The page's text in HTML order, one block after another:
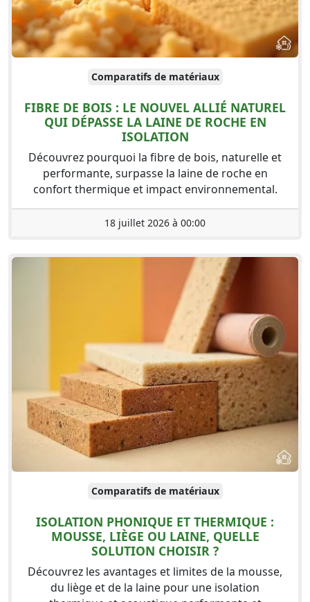
Comparatifs de matériaux
FIBRE DE BOIS : LE NOUVEL ALLIÉ NATUREL
QUI DÉPASSE LA LAINE DE ROCHE EN
ISOLATION
Découvrez pourquoi la fibre de bois, naturelle et
performante, surpasse la laine de roche en
confort thermique et impact environnemental.
18 juillet 2026 à 00:00
Comparatifs de matériaux
ISOLATION PHONIQUE ET THERMIQUE :
MOUSSE, LIÈGE OU LAINE, QUELLE
SOLUTION CHOISIR ?
Découvrez les avantages et limites de la mousse,
du liège et de la laine pour une isolation